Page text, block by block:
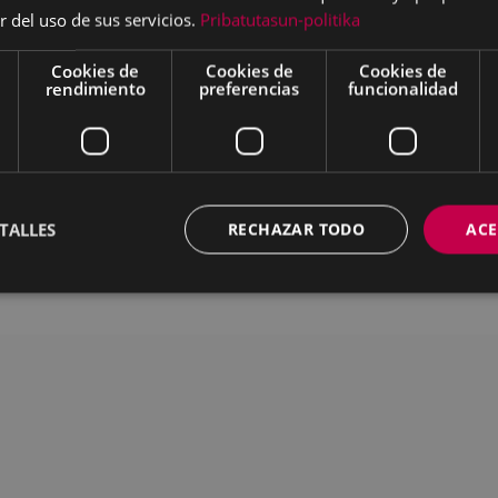
Descargar
MAPA DEL SITIO ACCESIBILIDAD
del uso de sus servicios. Pribatutasun-politika
Cookies de
rendimiento
Cookies de
preferencias
Cookies de
funcionalidad
RECHAZAR TODO